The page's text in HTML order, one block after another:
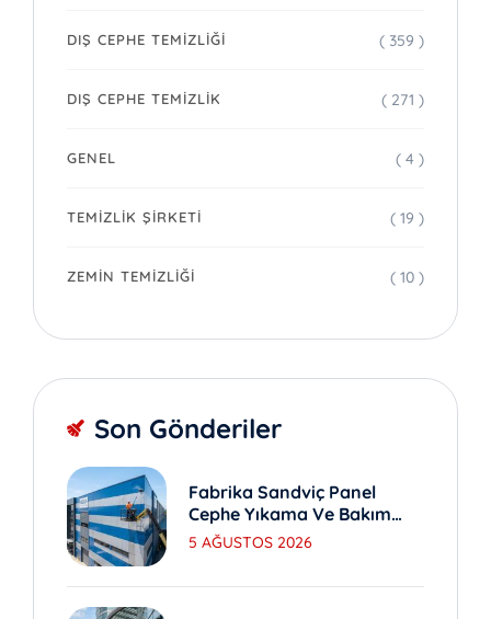
DIŞ CEPHE TEMIZLIĞI ( 359 )
DIŞ CEPHE TEMIZLIK ( 271 )
GENEL ( 4 )
TEMIZLIK ŞIRKETI ( 19 )
ZEMIN TEMIZLIĞI ( 10 )
Son Gönderiler
Fabrika Sandviç Panel
Cephe Yıkama Ve Bakım
Yöntemleri
5 AĞUSTOS 2026